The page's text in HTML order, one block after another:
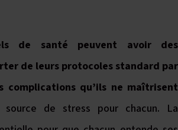
de santé peuvent avoir des
de leurs protocoles standard par
complications qu’ils ne maîtrisent
de stress pour chacun. La